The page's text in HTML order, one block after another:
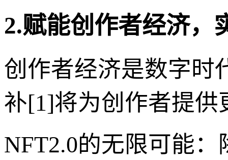
2.赋能创作者经济，
创作者经济是数字时
补[1]将为创作者提
NFT2.0的无限可能